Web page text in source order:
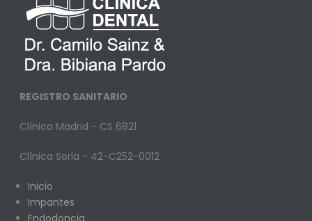
REGISTRO SANITARIO
Clínica Madrid - CS 6821
Clínica Soria - 42-C252-0012
Inicio
Impantes
Endodoncia